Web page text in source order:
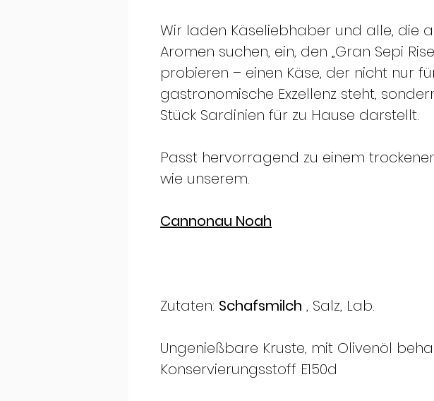
Wir laden Käseliebhaber und alle, die
Aromen suchen, ein, den „Gran Sepi
probieren – einen Käse, der nicht nur
gastronomische Exzellenz steht,
Stück Sardinien für zu Hause darstellt.
Passt hervorragend zu einem
wie unserem.
Cannonau Noah
Zutaten: Schafsmilch , Salz, Lab.
Ungenießbare Kruste, mit Olivenöl
Konservierungsstoff E150d